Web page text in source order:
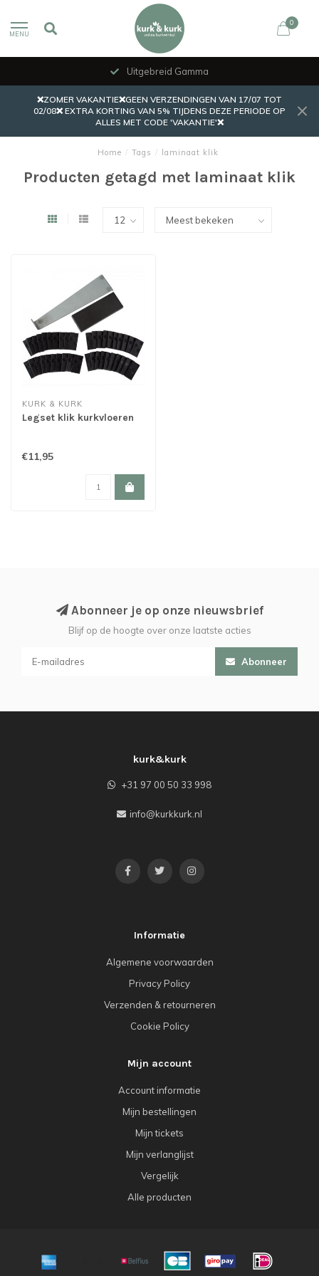
MENU
0
Uitgebreid Gamma
❌ZOMER VAKANTIE❌GEEN VERZENDINGEN VAN 17/07 TOT
02/08❌ EXTRA KORTING VAN 5% TIJDENS DEZE PERIODE OP
ALLES MET CODE 'VAKANTIE'❌
Home / Tags / laminaat klik
Producten getagd met laminaat klik
KURK & KURK
Legset klik kurkvloeren
€11,95
Abonneer je op onze nieuwsbrief
Blijf op de hoogte over onze laatste acties
Abonneer
kurk&kurk
+31 97 00 50 33 998
info@kurkkurk.nl
Informatie
Algemene voorwaarden
Privacy Policy
Verzenden & retourneren
Cookie Policy
Mijn account
Account informatie
Mijn bestellingen
Mijn tickets
Mijn verlanglijst
Vergelijk
Alle producten